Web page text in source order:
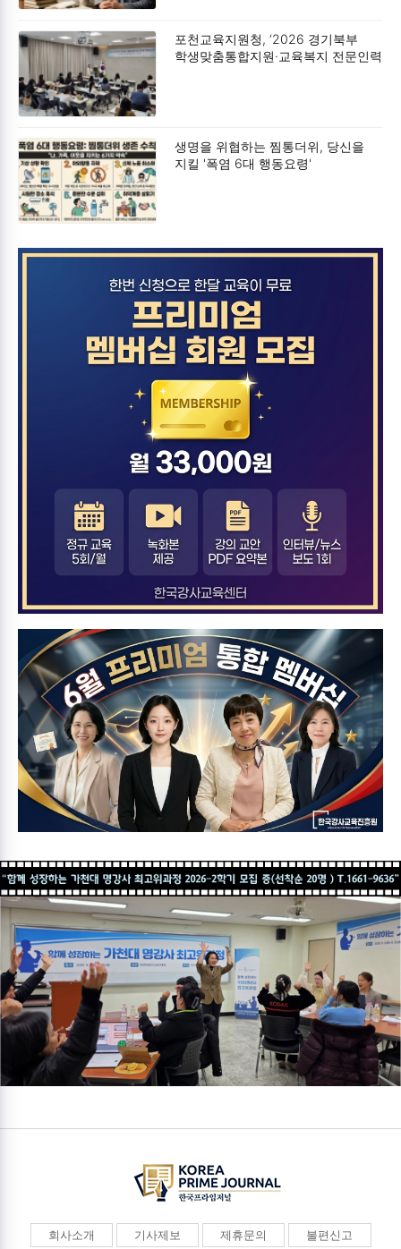
포천교육지원청, ‘2026 경기북부
학생맞춤통합지원·교육복지 전문인력
생명을 위협하는 찜통더위, 당신을
지킬 '폭염 6대 행동요령'
회사소개 기사제보 제휴문의 불편신고